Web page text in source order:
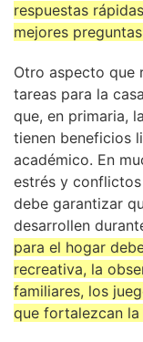
respuestas
mejores
Otro aspecto que
tareas para la
que, en primaria,
tienen beneficios
académico. En
estrés y
debe garantizar
desarrollen
para el hogar
recreativa, la
familiares, los
que fortalezcan